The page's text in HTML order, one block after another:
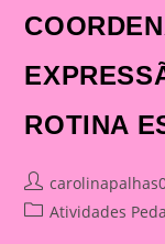
ROTINA
Post
author:
PostAtividades